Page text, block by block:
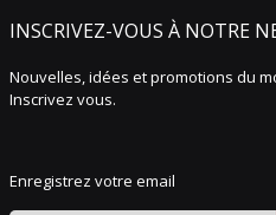
INSCRIVEZ-VOUS À NOTRE
Nouvelles, idées et promotions du
Inscrivez vous.
Enregistrez votre email